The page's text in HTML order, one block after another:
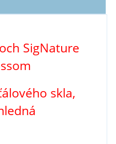
SigNature
skla,